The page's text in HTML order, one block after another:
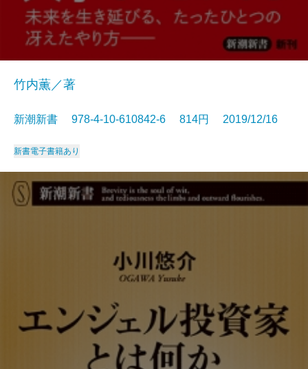
竹内薫／著
新潮新書 978-4-10-610842-6 814円 2019/12/16
新書電子書籍あり